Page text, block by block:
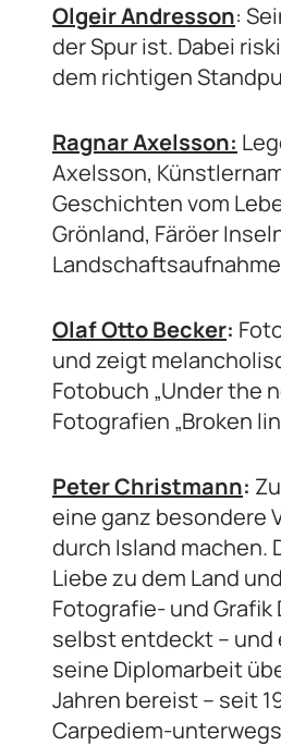
Olgeir Andresson:
der Spur ist. Dabei
dem richtigen
Ragnar Axelsson:
Axelsson,
Geschichten vom
Grönland, Färöer
Olaf Otto Becker:
und zeigt
Fotobuch „Under the
Fotografien „Broken
Peter Christmann:
eine ganz besondere
durch Island machen.
Liebe zu dem Land
Fotografie- und
selbst entdeckt – und
seine Diplomarbeit
Jahren bereist – seit
Carpediem-